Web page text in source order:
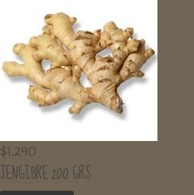
$1.290
JENGIBRE 200 GRS